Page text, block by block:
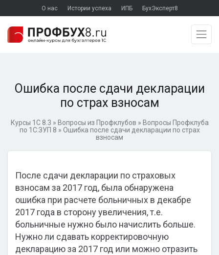
О нас Истории успеха ИПБ БухЭксперт8
Ошибка после сдачи декларации
по страх взносам
Курсы 1С 8.3 » Вопросы из Профклубов » Вопросы Профклуба
по 1С:ЗУП 8 » Ошибка после сдачи декларации по страх
взносам
После сдачи декларации по страховых
взносам за 2017 год, была обнаружена
ошибка при расчете больничных в декабре
2017 года в сторону увеличения, т.е.
больничные нужно было начислить больше.
Нужно ли сдавать корректировочную
декларацию за 2017 год или можно отразить